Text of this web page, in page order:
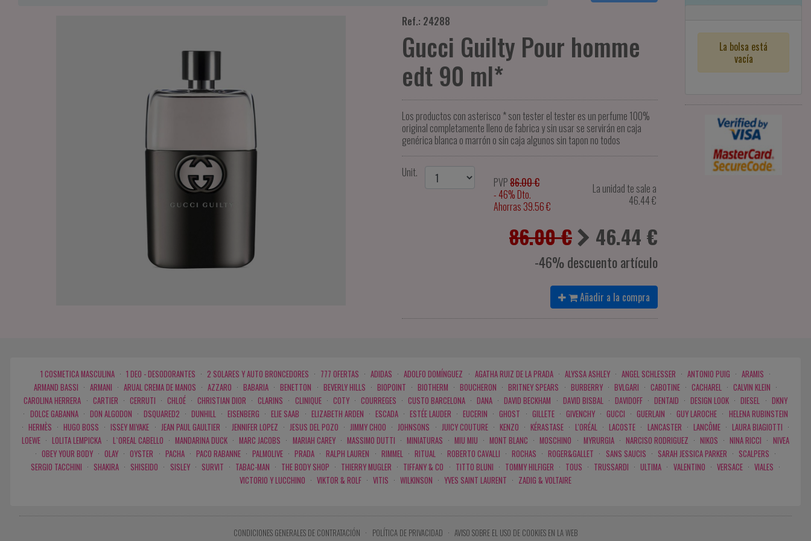
Ref.: 24288
Gucci Guilty Pour homme
edt 90 ml*
Los productos con asterisco * son tester el tester es un perfume 100%
original completamente lleno de fabrica y sin usar se servirán en caja
genérica blanca o marrón o sin caja algunos sin tapon no todos
Unit.
PVP86.00 €
- 46% Dto.
Ahorras 39.56 €
La unidad te sale a
46.44€
86.00 € 46.44 €
-46% descuento artículo
Añadir a la compra
La bolsa está
vacía
1 COSMETICA MASCULINA · 1 DEO - DESODORANTES · 2 SOLARES Y AUTO BRONCEDORES · 777 OFERTAS · ADIDAS · ADOLFO DOMÍNGUEZ · AGATHA RUIZ DE LA PRADA · ALYSSA ASHLEY · ANGEL SCHLESSER · ANTONIO PUIG · ARAMIS ·
ARMAND BASSI · ARMANI · ARUAL CREMA DE MANOS · AZZARO · BABARIA · BENETTON · BEVERLY HILLS · BIOPOINT · BIOTHERM · BOUCHERON · BRITNEY SPEARS · BURBERRY · BVLGARI · CABOTINE · CACHAREL · CALVIN KLEIN ·
CAROLINA HERRERA · CARTIER · CERRUTI · CHLOÉ · CHRISTIAN DIOR · CLARINS · CLINIQUE · COTY · COURREGES · CUSTO BARCELONA · DANA · DAVID BECKHAM · DAVID BISBAL · DAVIDOFF · DENTAID · DESIGN LOOK · DIESEL · DKNY
· DOLCE GABANNA · DON ALGODON · DSQUARED2 · DUNHILL · EISENBERG · ELIE SAAB · ELIZABETH ARDEN · ESCADA · ESTÉE LAUDER · EUCERIN · GHOST · GILLETE · GIVENCHY · GUCCI · GUERLAIN · GUY LAROCHE · HELENA RUBINSTEIN
· HERMÈS · HUGO BOSS · ISSEY MIYAKE · JEAN PAUL GAULTIER · JENNIFER LOPEZ · JESUS DEL POZO · JIMMY CHOO · JOHNSONS · JUICY COUTURE · KENZO · KÉRASTASE · L'ORÉAL · LACOSTE · LANCASTER · LANCÔME · LAURA BIAGIOTTI ·
LOEWE · LOLITA LEMPICKA · L`OREAL CABELLO · MANDARINA DUCK · MARC JACOBS · MARIAH CAREY · MASSIMO DUTTI · MINIATURAS · MIU MIU · MONT BLANC · MOSCHINO · MYRURGIA · NARCISO RODRIGUEZ · NIKOS · NINA RICCI · NIVEA
· OBEY YOUR BODY · OLAY · OYSTER · PACHA · PACO RABANNE · PALMOLIVE · PRADA · RALPH LAUREN · RIMMEL · RITUAL · ROBERTO CAVALLI · ROCHAS · ROGER&GALLET · SANS SAUCIS · SARAH JESSICA PARKER · SCALPERS ·
SERGIO TACCHINI · SHAKIRA · SHISEIDO · SISLEY · SURVIT · TABAC-MAN · THE BODY SHOP · THIERRY MUGLER · TIFFANY & CO · TITTO BLUNI · TOMMY HILFIGER · TOUS · TRUSSARDI · ULTIMA · VALENTINO · VERSACE · VIALES ·
VICTORIO Y LUCCHINO · VIKTOR & ROLF · VITIS · WILKINSON · YVES SAINT LAURENT · ZADIG & VOLTAIRE
CONDICIONES GENERALES DE CONTRATACIÓN · POLÍTICA DE PRIVACIDAD · AVISO SOBRE EL USO DE COOKIES EN LA WEB